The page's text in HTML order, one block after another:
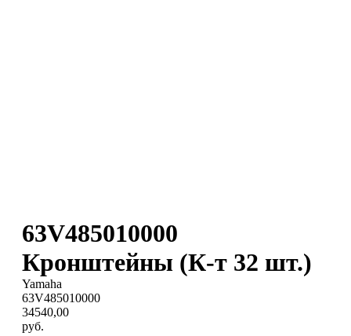
63V485010000
Кронштейны (К-т 32 шт.)
Yamaha
63V485010000
34540,00
руб.